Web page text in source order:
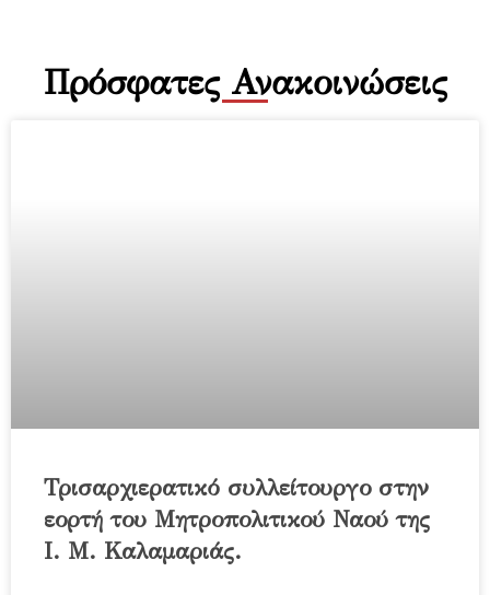
Πρόσφατες Ανακοινώσεις
Τρισαρχιερατικό συλλείτουργο στην
εορτή του Μητροπολιτικού Ναού της
Ι. Μ. Καλαμαριάς.